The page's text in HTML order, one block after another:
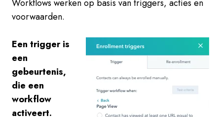
Workflows werken op basis van triggers, acties en
voorwaarden.
Een trigger is
een
gebeurtenis,
die een
workflow
activeert.